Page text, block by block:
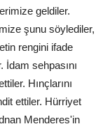
geldiler.
şunu söylediler,
rengini ifade
sehpasını
Hınçlarını
ettiler. Hürriyet
Menderes'in